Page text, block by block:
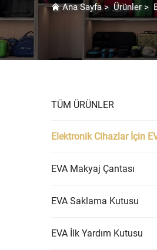
Ana Sayfa>Ürünler >
TÜM ÜRÜNLER
Elektronik Cihazlar İçin
EVA Makyaj Çantası
EVA Saklama Kutusu
EVA İlk Yardım Kutusu